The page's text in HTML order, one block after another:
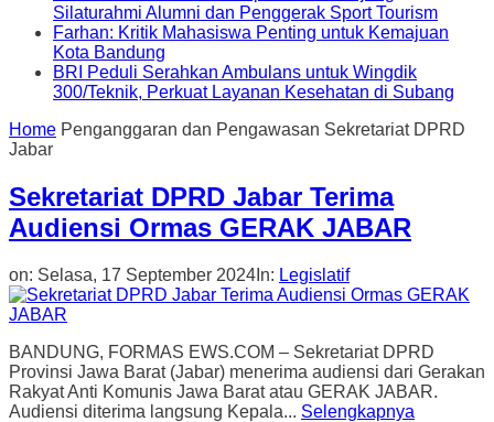
Silaturahmi Alumni dan Penggerak Sport Tourism
Farhan: Kritik Mahasiswa Penting untuk Kemajuan
Kota Bandung
BRI Peduli Serahkan Ambulans untuk Wingdik
300/Teknik, Perkuat Layanan Kesehatan di Subang
Home Penganggaran dan Pengawasan Sekretariat DPRD
Jabar
Sekretariat DPRD Jabar Terima
Audiensi Ormas GERAK JABAR
on: Selasa, 17 September 2024 In: Legislatif
BANDUNG, FORMAS EWS.COM – Sekretariat DPRD
Provinsi Jawa Barat (Jabar) menerima audiensi dari Gerakan
Rakyat Anti Komunis Jawa Barat atau GERAK JABAR.
Audiensi diterima langsung Kepala... Selengkapnya